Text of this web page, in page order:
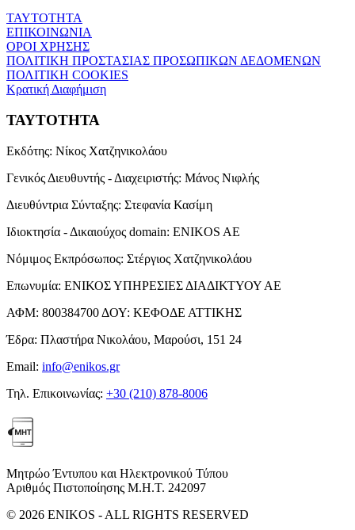
ΤΑΥΤΟΤΗΤΑ
ΕΠΙΚΟΙΝΩΝΙΑ
ΟΡΟΙ ΧΡΗΣΗΣ
ΠΟΛΙΤΙΚΗ ΠΡΟΣΤΑΣΙΑΣ ΠΡΟΣΩΠΙΚΩΝ ΔΕΔΟΜΕΝΩΝ
ΠΟΛΙΤΙΚΗ COOKIES
Κρατική Διαφήμιση
ΤΑΥΤΟΤΗΤΑ
Εκδότης: Νίκος Χατζηνικολάου
Γενικός Διευθυντής - Διαχειριστής: Μάνος Νιφλής
Διευθύντρια Σύνταξης: Στεφανία Κασίμη
Ιδιοκτησία - Δικαιούχος domain: ENIKOS AE
Νόμιμος Εκπρόσωπος: Στέργιος Χατζηνικολάου
Επωνυμία: ΕΝΙΚΟΣ ΥΠΗΡΕΣΙΕΣ ΔΙΑΔΙΚΤΥΟΥ ΑΕ
ΑΦΜ: 800384700 ΔΟΥ: ΚΕΦΟΔΕ ΑΤΤΙΚΗΣ
Έδρα: Πλαστήρα Νικολάου, Μαρούσι, 151 24
Email: info@enikos.gr
Τηλ. Επικοινωνίας: +30 (210) 878-8006
Μητρώο Έντυπου και Ηλεκτρονικού Τύπου
Αριθμός Πιστοποίησης Μ.Η.Τ. 242097
© 2026 ENIKOS - ALL RIGHTS RESERVED